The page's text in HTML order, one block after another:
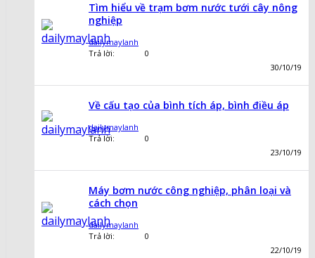
Tìm hiểu về trạm bơm nước tưới cây nông
nghiệp
dailymaylanh
Trả lời:
0
30/10/19
Về cấu tạo của bình tích áp, bình điều áp
dailymaylanh
Trả lời:
0
23/10/19
Máy bơm nước công nghiệp, phân loại và
cách chọn
dailymaylanh
Trả lời:
0
22/10/19